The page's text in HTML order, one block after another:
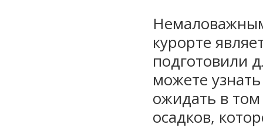
курорте
подготовили
можете
ожидать в
осадков,